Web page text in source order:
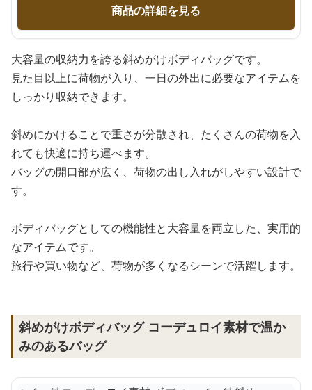
商品の詳細を見る
大容量の収納力を誇る斜めがけボディバッグです。
見た目以上に荷物が入り、一日の外出に必要なアイテムを
しっかり収納できます。
斜めにかけることで重さが分散され、たくさんの荷物を入
れても快適に持ち運べます。
バッグの開口部が広く、荷物の出し入れがしやすい設計で
す。
ボディバッグとしての機能性と大容量を両立した、実用的
なアイテムです。
旅行や買い物など、荷物が多くなるシーンで活躍します。
斜めがけボディバッグ コーデュロイ素材で温か
みのあるバッグ